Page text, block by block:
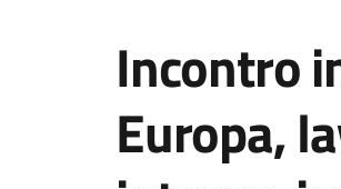
Incontro
Europa,